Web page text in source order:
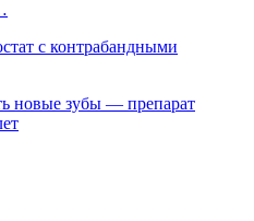
с контрабандными
новые зубы — препарат